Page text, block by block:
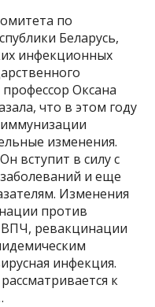
по
Беларусь,
инфекционных
Оксана
что в этом году
изменения.
вступит в силу с
и еще
Изменения
против
ревакцинации
инфекция.
к